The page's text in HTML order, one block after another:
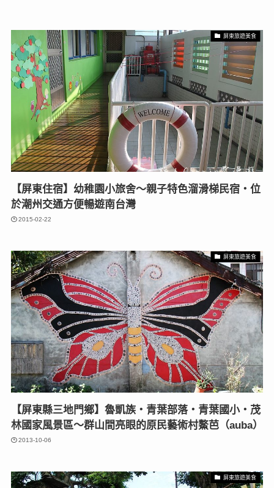
屏東旅遊美食
【屏東住宿】幼稚園小旅舍～親子特色溜滑梯民宿‧位
於潮州交通方便暢遊南台灣
2015-02-22
屏東旅遊美食
【屏東縣三地門鄉】魯凱族‧青葉部落‧青葉國小‧茂
林國家風景區～群山間亮眼的原民藝術村鰲芭（auba）
2013-10-06
屏東旅遊美食